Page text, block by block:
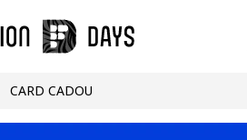
CARD CADOU